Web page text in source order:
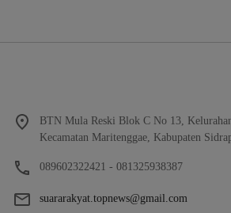
BTN Mula Reski Blok C No 13,
Kecamatan Maritenggae, Kabupaten
089602322421 - 081325938387
suararakyat.topnews@gmail.com